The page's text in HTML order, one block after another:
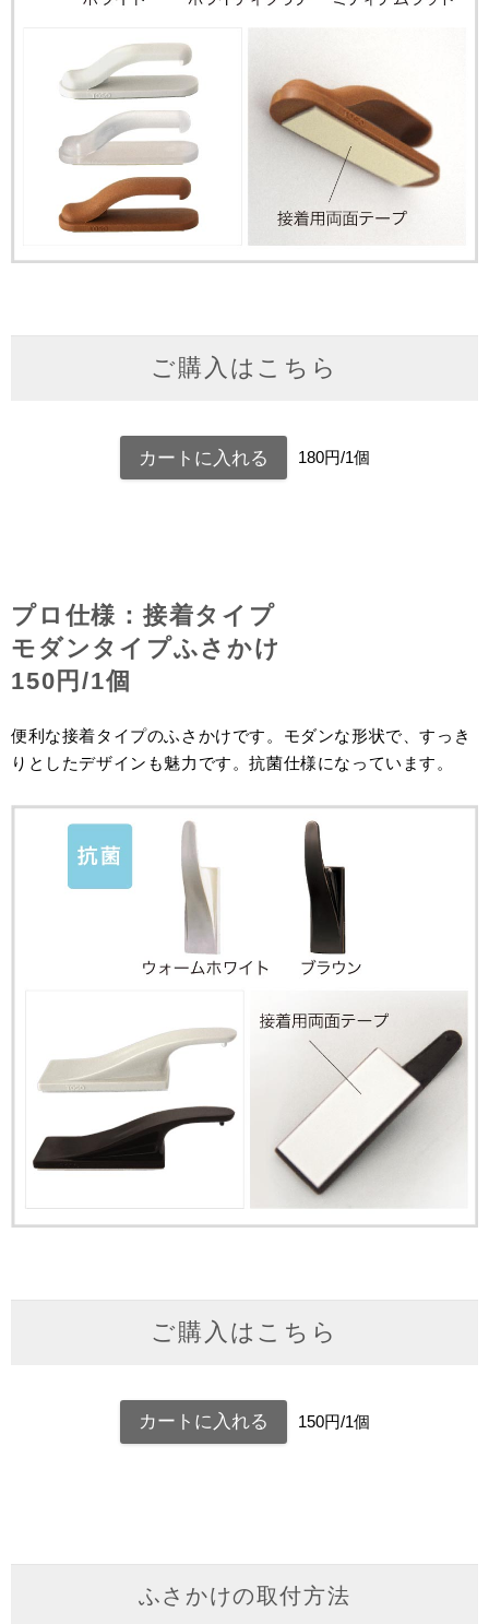
ご購入はこちら
180円/1個
プロ仕様：接着タイプ
モダンタイプふさかけ
150円/1個
便利な接着タイプのふさかけです。モダンな形状で、すっき
りとしたデザインも魅力です。抗菌仕様になっています。
ご購入はこちら
150円/1個
ふさかけの取付方法